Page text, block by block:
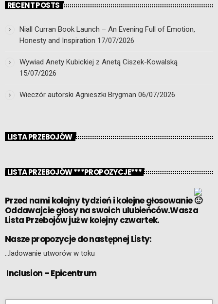
RECENT POSTS
Niall Curran Book Launch – An Evening Full of Emotion,
Honesty and Inspiration 17/07/2026
Wywiad Anety Kubickiej z Anetą Ciszek-Kowalską
15/07/2026
Wieczór autorski Agnieszki Brygman 06/07/2026
LISTA PRZEBOJÓW
LISTA PRZEBOJÓW ***PROPOZYCJE***
Przed nami kolejny tydzień i kolejne głosowanie
Oddawajcie głosy na swoich ulubieńców.Wasza
Lista Przebojów już w kolejny czwartek.
Nasze propozycje do następnej Listy:
…ladowanie utworów w toku
Inclusion – Epicentrum